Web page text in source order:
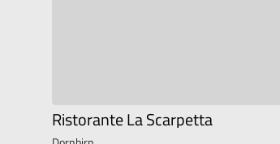
Ristorante La Scarpetta